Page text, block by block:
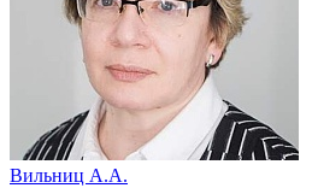
Вильниц А.А.